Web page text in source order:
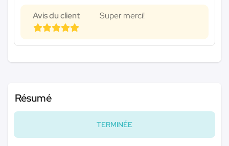
Avis du client Super merci!
Résumé
TERMINÉE